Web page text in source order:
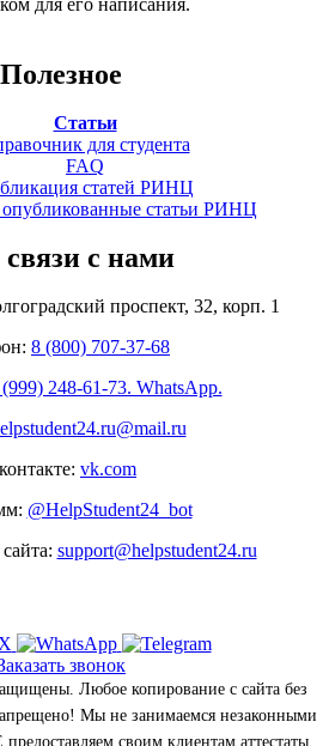
для его написания.
Полезное
Статьи
для студента
FAQ
статей РИНЦ
опубликованные статьи РИНЦ
с нами
проспект, 32, корп. 1
8 (800) 707-37-68
248-61-73. WhatsApp.
vk.com
@HelpStudent24_bot
support@helpstudent24.ru
звонок
Любое копирование с сайта без
Мы не занимаемся незаконными
своим клиентам аттестаты,